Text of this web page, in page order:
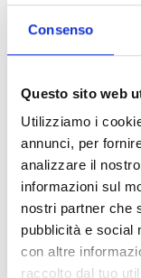
Consenso
Questo sito web
Utilizziamo i
annunci, per
analizzare il
informazioni sul
nostri partner che
pubblicità e social
con altre
raccolto dal tuo